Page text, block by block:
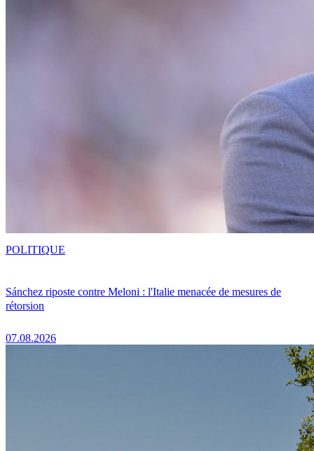
Sánchez riposte contre Meloni : l'Italie menacée de mesures de
rétorsion
07.08.2026
POLITIQUE